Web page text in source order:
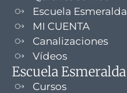
Escuela Esmeralda
MI CUENTA
Canalizaciones
Vídeos
Escuela Esmeralda
Cursos